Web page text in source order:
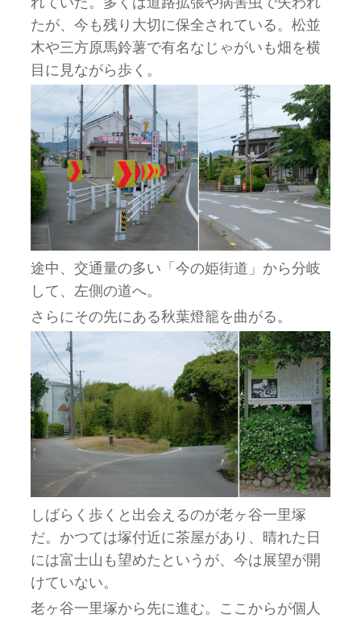
たが、今も残り大切に保全されている。松並
木や三方原馬鈴薯で有名なじゃがいも畑を横
目に見ながら歩く。
途中、交通量の多い「今の姫街道」から分岐
して、左側の道へ。
さらにその先にある秋葉燈籠を曲がる。
しばらく歩くと出会えるのが老ヶ谷一里塚
だ。かつては塚付近に茶屋があり、晴れた日
には富士山も望めたというが、今は展望が開
けていない。
老ヶ谷一里塚から先に進む。ここからが個人